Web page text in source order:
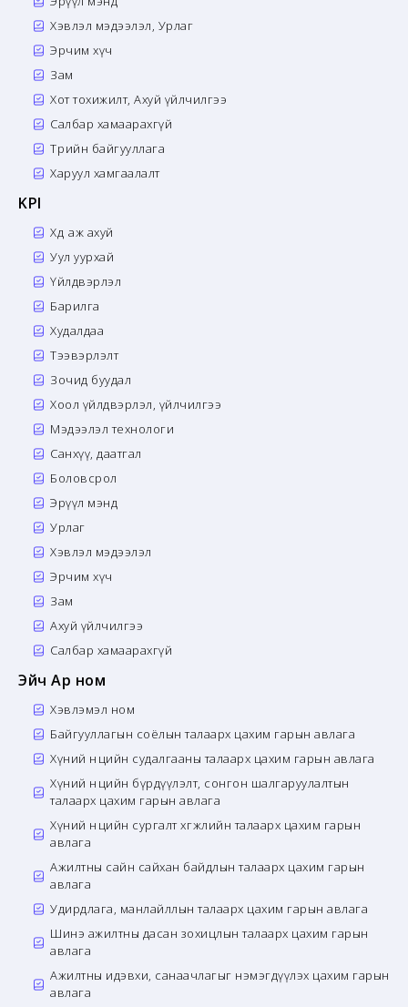
Хэвлэл мэдээлэл, Урлаг
Эрчим хүч
Зам
Хот тохижилт, Ахуй үйлчилгээ
Салбар хамаарахгүй
Төрийн байгууллага
Харуул хамгаалалт
KPI
Хөдөө аж ахуй
Уул уурхай
Үйлдвэрлэл
Барилга
Худалдаа
Тээвэрлэлт
Зочид буудал
Хоол үйлдвэрлэл, үйлчилгээ
Мэдээлэл технологи
Санхүү, даатгал
Боловсрол
Эрүүл мэнд
Урлаг
Хэвлэл мэдээлэл
Эрчим хүч
Зам
Ахуй үйлчилгээ
Салбар хамаарахгүй
Эйч Ар ном
Хэвлэмэл ном
Байгууллагын соёлын талаарх цахим гарын авлага
Хүний нөөцийн судалгааны талаарх цахим гарын авлага
Хүний нөөцийн бүрдүүлэлт, сонгон шалгаруулалтын
талаарх цахим гарын авлага
Хүний нөөцийн сургалт хөгжлийн талаарх цахим гарын
авлага
Ажилтны сайн сайхан байдлын талаарх цахим гарын
авлага
Удирдлага, манлайллын талаарх цахим гарын авлага
Шинэ ажилтны дасан зохицлын талаарх цахим гарын
авлага
Ажилтны идэвхи, санаачлагыг нэмэгдүүлэх цахим гарын
авлага